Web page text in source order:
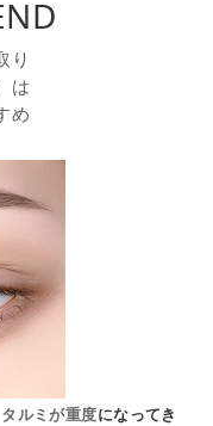
り
は
め
タルミが重度になってき